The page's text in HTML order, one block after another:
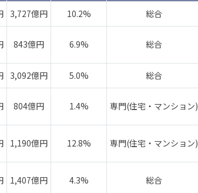
3,727億円 10.2% 総合
843億円 6.9% 総合
3,092億円 5.0% 総合
804億円 1.4% 専門(住宅・マンション)
1,190億円 12.8% 専門(住宅・マンション)
1,407億円 4.3% 総合